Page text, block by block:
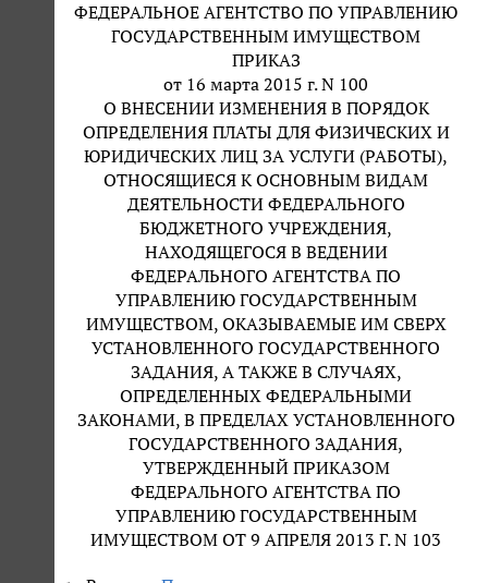
ФЕДЕРАЛЬНОЕ АГЕНТСТВО ПО УПРАВЛЕНИЮ
ГОСУДАРСТВЕННЫМ ИМУЩЕСТВОМ
ПРИКАЗ
от 16 марта 2015 г. N 100
О ВНЕСЕНИИ ИЗМЕНЕНИЯ В ПОРЯДОК
ОПРЕДЕЛЕНИЯ ПЛАТЫ ДЛЯ ФИЗИЧЕСКИХ И
ЮРИДИЧЕСКИХ ЛИЦ ЗА УСЛУГИ (РАБОТЫ),
ОТНОСЯЩИЕСЯ К ОСНОВНЫМ ВИДАМ
ДЕЯТЕЛЬНОСТИ ФЕДЕРАЛЬНОГО
БЮДЖЕТНОГО УЧРЕЖДЕНИЯ,
НАХОДЯЩЕГОСЯ В ВЕДЕНИИ
ФЕДЕРАЛЬНОГО АГЕНТСТВА ПО
УПРАВЛЕНИЮ ГОСУДАРСТВЕННЫМ
ИМУЩЕСТВОМ, ОКАЗЫВАЕМЫЕ ИМ СВЕРХ
УСТАНОВЛЕННОГО ГОСУДАРСТВЕННОГО
ЗАДАНИЯ, А ТАКЖЕ В СЛУЧАЯХ,
ОПРЕДЕЛЕННЫХ ФЕДЕРАЛЬНЫМИ
ЗАКОНАМИ, В ПРЕДЕЛАХ УСТАНОВЛЕННОГО
ГОСУДАРСТВЕННОГО ЗАДАНИЯ,
УТВЕРЖДЕННЫЙ ПРИКАЗОМ
ФЕДЕРАЛЬНОГО АГЕНТСТВА ПО
УПРАВЛЕНИЮ ГОСУДАРСТВЕННЫМ
ИМУЩЕСТВОМ ОТ 9 АПРЕЛЯ 2013 Г. N 103